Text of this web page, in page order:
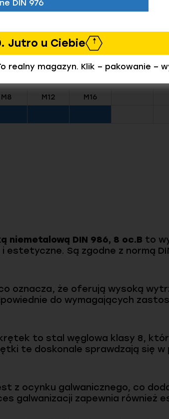
zamówić)
M8 M12 M16
niemetalową DIN 986, 8 oc.B to
estetyczne. Są zgodne z normą
oznacza, że oferują wysoką
do wymagających
to stal węglowa klasy 8,
te doskonale sprawdzają się
z ocynku galwanicznego, co
galwanizacji zapewnia również
DIN 976
Jutro u Ciebie
realny magazyn. Klik – pakowanie –